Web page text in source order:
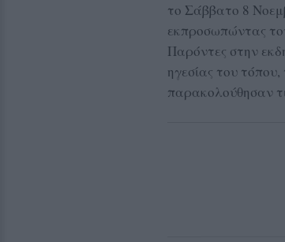
το Σάββατο 8
εκπροσωπώντας
Παρόντες στην
ηγεσίας του
παρακολούθησαν